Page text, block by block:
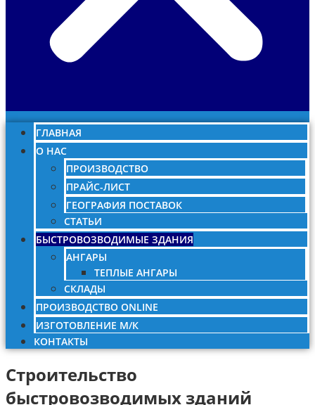
ГЛАВНАЯ
О НАС
ПРОИЗВОДСТВО
ПРАЙС-ЛИСТ
ГЕОГРАФИЯ ПОСТАВОК
СТАТЬИ
БЫСТРОВОЗВОДИМЫЕ ЗДАНИЯ
АНГАРЫ
ТЕПЛЫЕ АНГАРЫ
СКЛАДЫ
ПРОИЗВОДСТВО ONLINE
ИЗГОТОВЛЕНИЕ М/К
КОНТАКТЫ
Строительство
быстровозводимых зданий